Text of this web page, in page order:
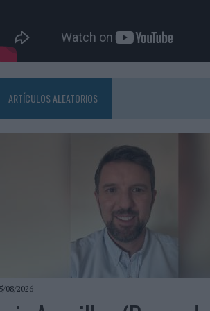
ARTÍCULOS ALEATORIOS
08/2026